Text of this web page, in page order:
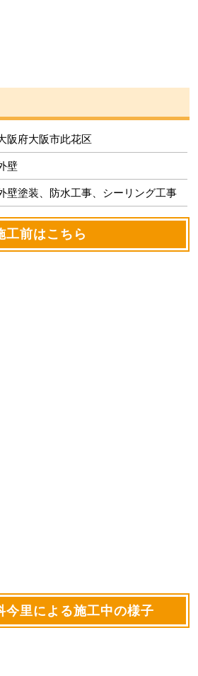
阪府大阪市此花区
壁
壁塗装、防水工事、シーリング工事
工前はこちら
今里による施工中の様子